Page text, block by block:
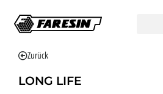
Zurück
LONG LIFE